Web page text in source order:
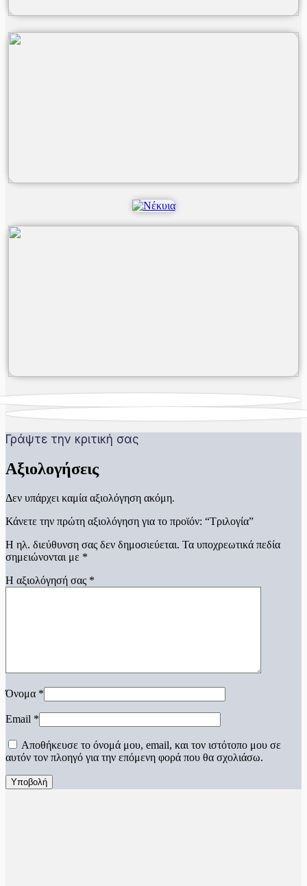
Γράψτε την κριτική σας
Αξιολογήσεις
Δεν υπάρχει καμία αξιολόγηση ακόμη.
Κάνετε την πρώτη αξιολόγηση για το προϊόν: “Τριλογία”
Η ηλ. διεύθυνση σας δεν δημοσιεύεται. Τα υποχρεωτικά πεδία
σημειώνονται με *
Η αξιολόγησή σας *
Όνομα *
Email *
Αποθήκευσε το όνομά μου, email, και τον ιστότοπο μου σε
αυτόν τον πλοηγό για την επόμενη φορά που θα σχολιάσω.